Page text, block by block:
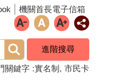
機關首長電子信箱
進階搜尋
關鍵字 實名制 市民卡